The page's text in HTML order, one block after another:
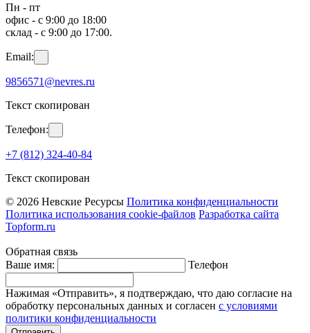
Пн - пт
офис - с 9:00 до 18:00
склад - с 9:00 до 17:00.
Email:
9856571@nevres.ru
Текст скопирован
Телефон:
+7 (812) 324-40-84
Текст скопирован
© 2026 Невские Ресурсы Политика конфиденциальности
Политика использования cookie-файлов Разработка сайта
Topform.ru
Обратная связь
Ваше имя:
Телефон
Нажимая «Отправить», я подтверждаю, что даю согласие на
обработку персональных данных и согласен с условиями
политики конфиденциальности